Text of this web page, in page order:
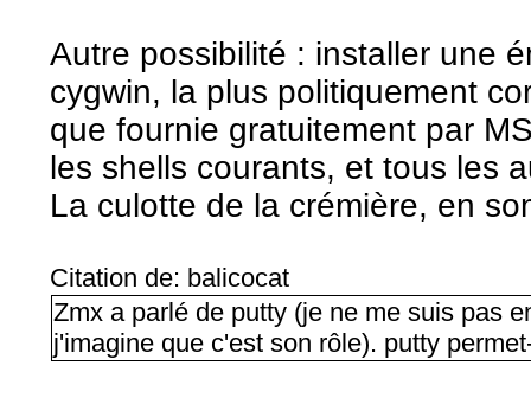
Autre possibilité : installer une
cygwin, la plus politiquement
que fournie gratuitement par
les shells courants, et tous les
La culotte de la crémière, en
Citation de: balicocat
Zmx a parlé de putty (je ne me suis pas
j'imagine que c'est son rôle). putty